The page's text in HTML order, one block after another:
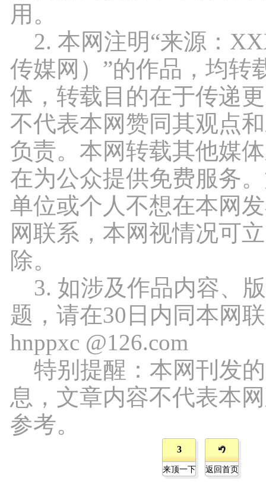
用。
2. 本网注明“来源：
传媒网）”的作品，均转
体，转载目的在于传递
不代表本网赞同其观点
负责。本网转载其他媒
在为公众提供免费服务
单位或个人不想在本网
网联系，本网视情况可
除。
3. 如涉及作品内容、
题，请在30日内同本网
hnppxc @126.com
特别提醒：本网刊发
息，文章内容不代表本
参考。
3
来顶一下 返回首页